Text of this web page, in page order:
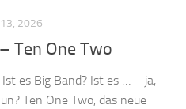
2026
Ten One Two
es Big Band? Ist es … – ja,
Ten One Two, das neue